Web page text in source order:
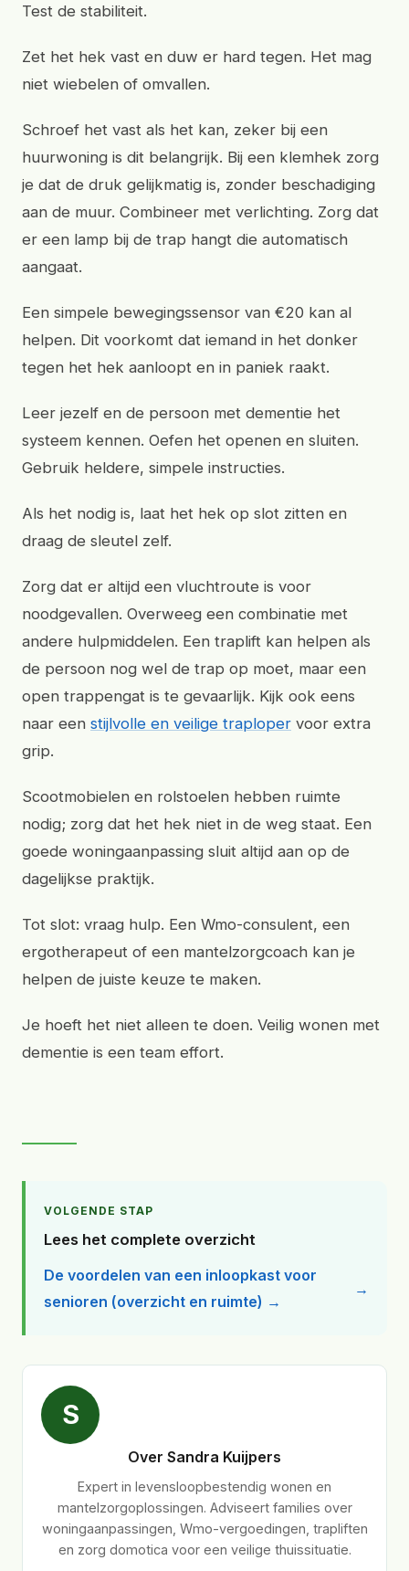
Test de stabiliteit.
Zet het hek vast en duw er hard tegen. Het mag
niet wiebelen of omvallen.
Schroef het vast als het kan, zeker bij een
huurwoning is dit belangrijk. Bij een klemhek zorg
je dat de druk gelijkmatig is, zonder beschadiging
aan de muur. Combineer met verlichting. Zorg dat
er een lamp bij de trap hangt die automatisch
aangaat.
Een simpele bewegingssensor van €20 kan al
helpen. Dit voorkomt dat iemand in het donker
tegen het hek aanloopt en in paniek raakt.
Leer jezelf en de persoon met dementie het
systeem kennen. Oefen het openen en sluiten.
Gebruik heldere, simpele instructies.
Als het nodig is, laat het hek op slot zitten en
draag de sleutel zelf.
Zorg dat er altijd een vluchtroute is voor
noodgevallen. Overweeg een combinatie met
andere hulpmiddelen. Een traplift kan helpen als
de persoon nog wel de trap op moet, maar een
open trappengat is te gevaarlijk. Kijk ook eens
naar een stijlvolle en veilige traploper voor extra
grip.
Scootmobielen en rolstoelen hebben ruimte
nodig; zorg dat het hek niet in de weg staat. Een
goede woningaanpassing sluit altijd aan op de
dagelijkse praktijk.
Tot slot: vraag hulp. Een Wmo-consulent, een
ergotherapeut of een mantelzorgcoach kan je
helpen de juiste keuze te maken.
Je hoeft het niet alleen te doen. Veilig wonen met
dementie is een team effort.
VOLGENDE STAP
Lees het complete overzicht
De voordelen van een inloopkast voor
senioren (overzicht en ruimte) →
S
Over Sandra Kuijpers
Expert in levensloopbestendig wonen en
mantelzorgoplossingen. Adviseert families over
woningaanpassingen, Wmo-vergoedingen, trapliften
en zorg domotica voor een veilige thuissituatie.